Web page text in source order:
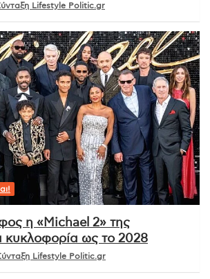
Lifestyle Politic.gr
η «Michael 2» της
κυκλοφορία ως το 2028
Lifestyle Politic.gr